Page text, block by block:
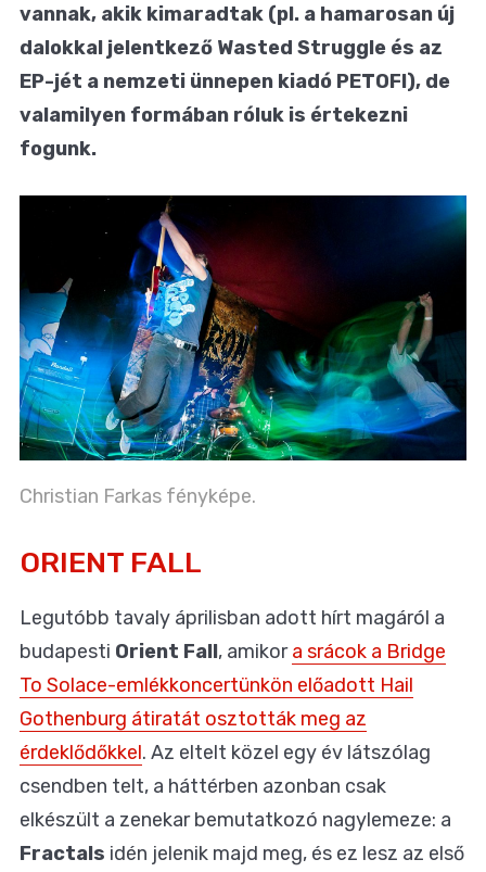
vannak, akik kimaradtak (pl. a hamarosan új
dalokkal jelentkező Wasted Struggle és az
EP-jét a nemzeti ünnepen kiadó PETOFI), de
valamilyen formában róluk is értekezni
fogunk.
Christian Farkas fényképe.
ORIENT FALL
Legutóbb tavaly áprilisban adott hírt magáról a
budapesti Orient Fall, amikora srácok a Bridge
To Solace-emlékkoncertünkön előadott Hail
Gothenburg átiratát osztották meg az
érdeklődőkkel. Az eltelt közel egy év látszólag
csendben telt, a háttérben azonban csak
elkészült a zenekar bemutatkozó nagylemeze: a
Fractals idén jelenik majd meg, és ez lesz az első